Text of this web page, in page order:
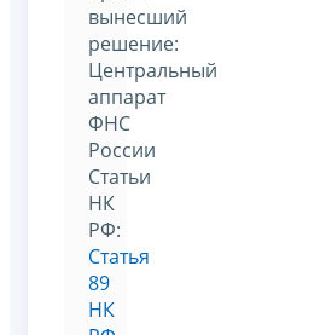
вынесший
решение:
Центральный
аппарат
ФНС
России
Статьи
НК
РФ:
Статья
89
НК